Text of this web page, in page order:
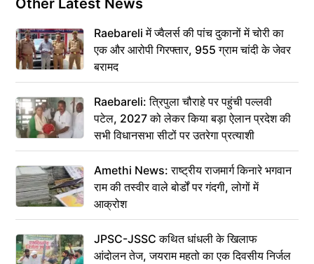
Other Latest News
Raebareli में ज्वैलर्स की पांच दुकानों में चोरी का
एक और आरोपी गिरफ्तार, 955 ग्राम चांदी के जेवर
बरामद
Raebareli: त्रिपुला चौराहे पर पहुंची पल्लवी
पटेल, 2027 को लेकर किया बड़ा ऐलान प्रदेश की
सभी विधानसभा सीटों पर उतरेगा प्रत्याशी
Amethi News: राष्ट्रीय राजमार्ग किनारे भगवान
राम की तस्वीर वाले बोर्डों पर गंदगी, लोगों में
आक्रोश
JPSC-JSSC कथित धांधली के खिलाफ
आंदोलन तेज, जयराम महतो का एक दिवसीय निर्जल